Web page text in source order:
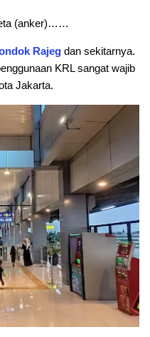
(anker)……
Rajeg dan sekitarnya.
KRL sangat wajib
Jakarta.